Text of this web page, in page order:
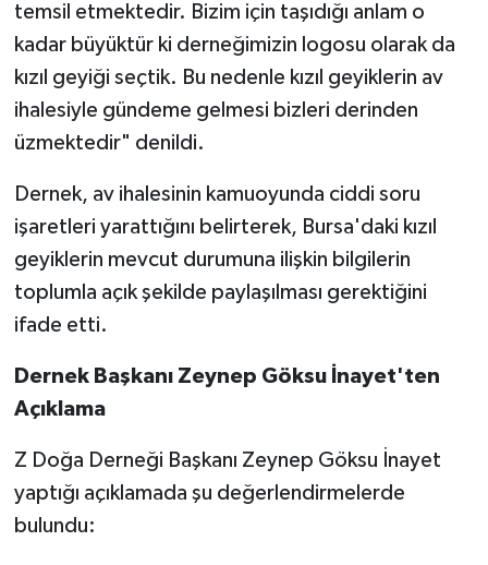
temsil etmektedir. Bizim için taşıdığı anlam o
kadar büyüktür ki derneğimizin logosu olarak da
kızıl geyiği seçtik. Bu nedenle kızıl geyiklerin av
ihalesiyle gündeme gelmesi bizleri derinden
üzmektedir" denildi.
Dernek, av ihalesinin kamuoyunda ciddi soru
işaretleri yarattığını belirterek, Bursa'daki kızıl
geyiklerin mevcut durumuna ilişkin bilgilerin
toplumla açık şekilde paylaşılması gerektiğini
ifade etti.
Dernek Başkanı Zeynep Göksu İnayet'ten
Açıklama
Z Doğa Derneği Başkanı Zeynep Göksu İnayet
yaptığı açıklamada şu değerlendirmelerde
bulundu: